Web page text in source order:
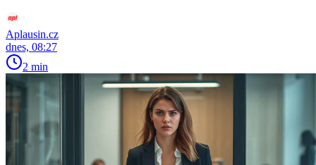
Aplausin.cz
dnes, 08:27
2 min